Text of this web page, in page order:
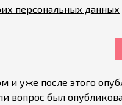
персональных данных
и уже после этого
вопрос был